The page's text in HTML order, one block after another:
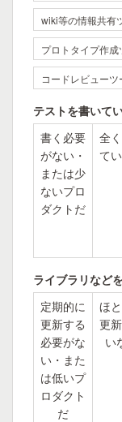
wiki等の情報共有
プロトタイプ作成
コードレビューツ
テストを書いて
書く必要
がない・
または少
ないプロ
ダクトだ
全
て
ライブラリなど
定期的に
更新する
必要がな
い・また
は低いプ
ロダクト
だ
ほ
更
い